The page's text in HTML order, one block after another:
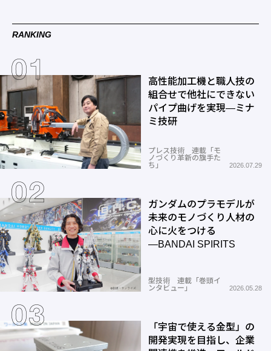
RANKING
高性能加工機と職人技の
組合せで他社にできない
パイプ曲げを実現―ミナ
ミ技研
プレス技術 連載「モ
ノづくり革新の旗手た
ち」
2026.07.29
ガンダムのプラモデルが
未来のモノづくり人材の
心に火をつける
―BANDAI SPIRITS
型技術 連載「巻頭イ
ンタビュー」
2026.05.28
「宇宙で使える金型」の
開発実現を目指し、企業